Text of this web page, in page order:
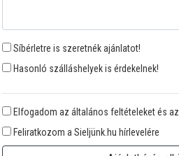
Síbérletre is szeretnék ajánlatot!
Hasonló szálláshelyek is érdekelnek!
Elfogadom az általános feltételeket és
Feliratkozom a Sieljünk.hu hírlevelére